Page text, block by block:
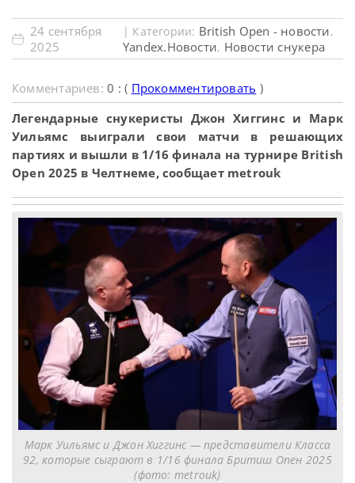
24 сентября
2025
| Категории: British Open - новости,
Yandex.Новости, Новости снукера
Комментариев:0 : ( Прокомментировать )
Легендарные снукеристы Джон Хиггинс и Марк
Уильямс выиграли свои матчи в решающих
партиях и вышли в 1/16 финала на турнире British
Open 2025 в Челтнеме, сообщает metrouk
Марк Уильямс и Джон Хиггинс — представители Класса
92, которые сыграют в 1/16 финала Бритиш Опен 2025
(фото: metrouk)